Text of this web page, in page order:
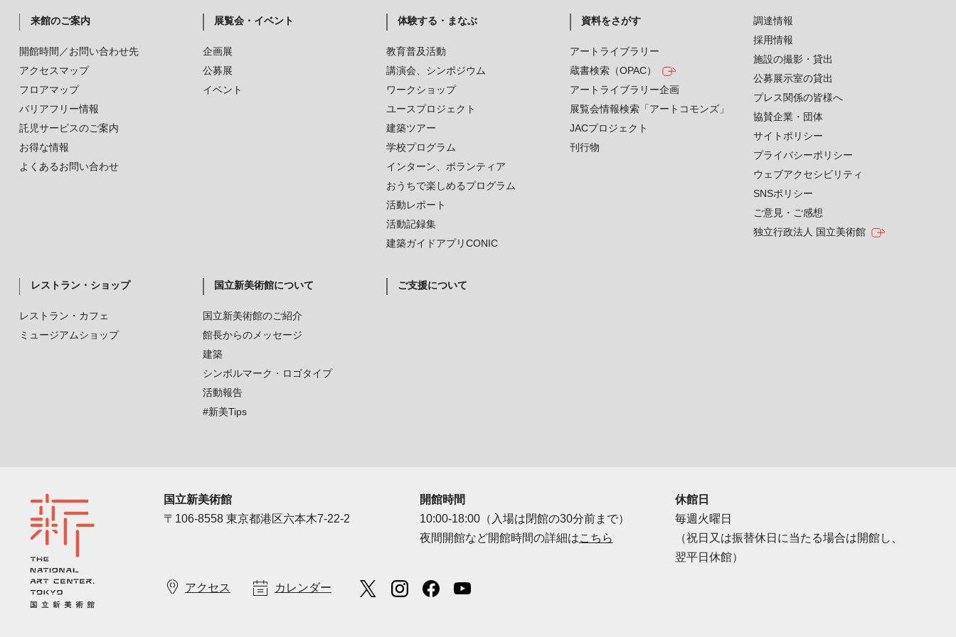
来館のご案内
開館時間／お問い合わせ先
アクセスマップ
フロアマップ
バリアフリー情報
託児サービスのご案内
お得な情報
よくあるお問い合わせ
展覧会・イベント
企画展
公募展
イベント
体験する・まなぶ
教育普及活動
講演会、シンポジウム
ワークショップ
ユースプロジェクト
建築ツアー
学校プログラム
インターン、ボランティア
おうちで楽しめるプログラム
活動レポート
活動記録集
建築ガイドアプリCONIC
資料をさがす
アートライブラリー
蔵書検索（OPAC）
アートライブラリー企画
展覧会情報検索「アートコモンズ」
JACプロジェクト
刊行物
レストラン・ショップ
レストラン・カフェ
ミュージアムショップ
国立新美術館について
国立新美術館のご紹介
館長からのメッセージ
建築
シンボルマーク・ロゴタイプ
活動報告
#新美Tips
ご支援について
調達情報
採用情報
施設の撮影・貸出
公募展示室の貸出
プレス関係の皆様へ
協賛企業・団体
サイトポリシー
プライバシーポリシー
ウェブアクセシビリティ
SNSポリシー
ご意見・ご感想
独立行政法人 国立美術館
国立新美術館
〒106-8558 東京都港区六本木7-22-2
開館時間
10:00-18:00（入場は閉館の30分前まで）
夜間開館など開館時間の詳細はこちら
休館日
毎週火曜日
（祝日又は振替休日に当たる場合は開館し、
翌平日休館）
アクセス カレンダー